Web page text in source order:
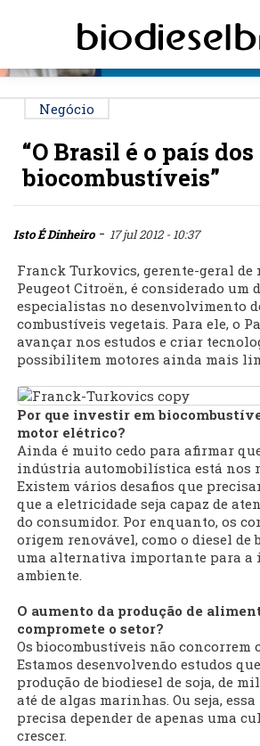
Negócio
“O Brasil é o país dos
biocombustíveis”
Isto É Dinheiro- 17 jul 2012 - 10:37
Franck Turkovics, gerente-geral de
Peugeot Citroën, é considerado um
especialistas no desenvolvimento
combustíveis vegetais. Para ele, o
avançar nos estudos e criar
possibilitem motores ainda mais
Por que investir em
motor elétrico?
Ainda é muito cedo para afirmar
indústria automobilística está nos
Existem vários desafios que
que a eletricidade seja capaz de
do consumidor. Por enquanto, os
origem renovável, como o diesel de
uma alternativa importante para a
ambiente.
O aumento da produção de
compromete o setor?
Os biocombustíveis não concorrem
Estamos desenvolvendo estudos
produção de biodiesel de soja, de
até de algas marinhas. Ou seja,
precisa depender de apenas uma
crescer.